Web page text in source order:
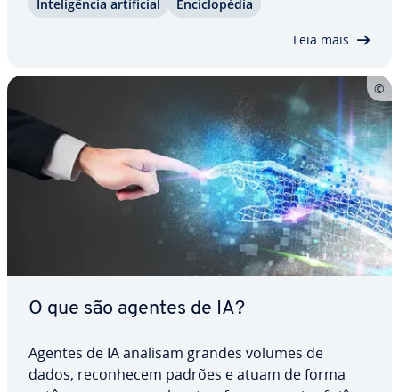
cresce a ne­ces­si­dade de di­re­tri­zes claras apoiadas
In­te­li­gên­cia ar­ti­fi­cial En­ci­clo­pé­dia
Leia mais
O que são agentes de IA?
Agentes de IA analisam grandes volumes de
dados, re­co­nhe­cem padrões e atuam de forma